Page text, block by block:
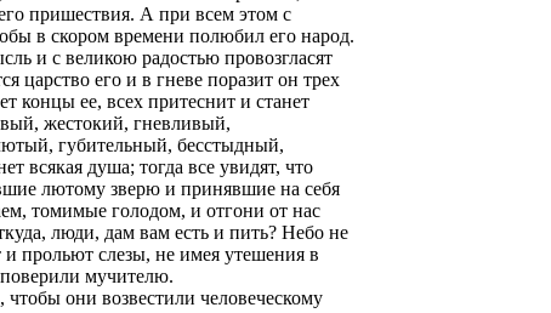
пришествия. А при всем этом с
в скором времени полюбил его народ.
и с великою радостью провозгласят
царство его и в гневе поразит он трех
концы ее, всех притеснит и станет
жестокий, гневливый,
губительный, бесстыдный,
всякая душа; тогда все увидят, что
лютому зверю и принявшие на себя
томимые голодом, и отгони от нас
люди, дам вам есть и пить? Небо не
прольют слезы, не имея утешения в
мучителю.
они возвестили человеческому